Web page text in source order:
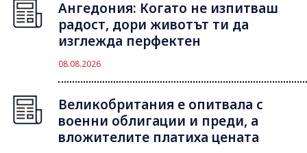
Ангедония: Когато не изпитваш
радост, дори животът ти да
изглежда перфектен
08.08.2026
Великобритания е опитвала с
военни облигации и преди, а
вложителите платиха цената